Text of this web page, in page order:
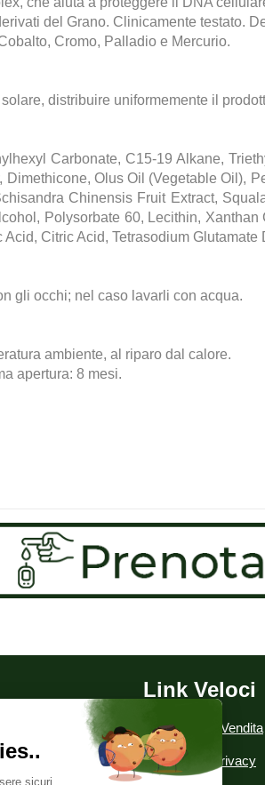
del Grano. Clinicamente testato.
Cromo, Palladio e Mercurio.
distribuire uniformemente il
Carbonate, C15-19 Alkane,
Dimethicone, Olus Oil (Vegetable Oil),
Chinensis Fruit Extract,
Polysorbate 60, Lecithin,
Acid, Citric Acid, Tetrasodium
gli occhi; nel caso lavarli con acqua.
ambiente, al riparo dal calore.
apertura: 8 mesi.
Link Veloci
Condizioni di Vendita
Informativa Privacy